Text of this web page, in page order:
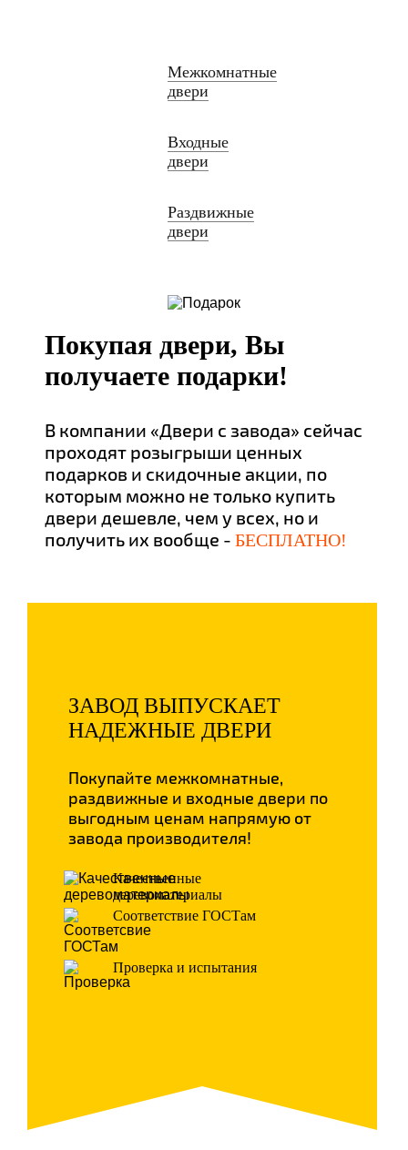
Межкомнатные
двери
Входные
двери
Раздвижные
двери
Покупая двери, Вы
получаете подарки!
В компании «Двери с завода» сейчас
проходят розыгрыши ценных
подарков и скидочные акции, по
которым можно не только купить
двери дешевле, чем у всех, но и
получить их вообще -БЕСПЛАТНО!
ЗАВОД ВЫПУСКАЕТ
НАДЕЖНЫЕ ДВЕРИ
Покупайте межкомнатные,
раздвижные и входные двери по
выгодным ценам напрямую от
завода производителя!
Качественные
деревоматериалы
Соответствие ГОСТам
Проверка и испытания